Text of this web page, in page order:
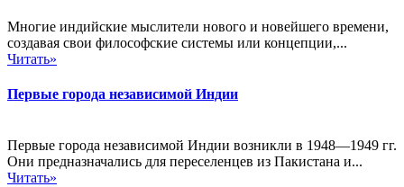
Многие индийские мыслители нового и новейшего времени,
создавая свои философские системы или концепции,...
Читать»
Первые города независимой Индии
Первые города независимой Индии возникли в 1948—1949 гг.
Они предназначались для переселенцев из Пакистана и...
Читать»